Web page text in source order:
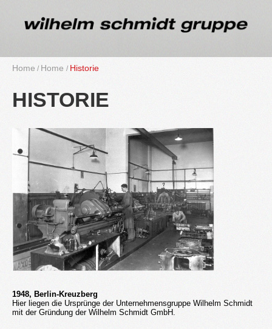
Home Home His­to­rie
HIS­TO­RIE
1948, Ber­lin-Kreuz­berg
Hier lie­gen die Ur­sprün­ge der Un­ter­neh­mens­grup­pe Wil­helm Schmidt
mit der Grün­dung der Wil­helm Schmidt GmbH.